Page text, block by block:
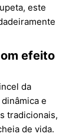
este
efeito
da
e
tradicionais,
de vida.